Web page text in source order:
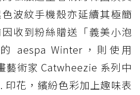
波紋手機殼亦延續其極簡
收到粉絲贈送「義美小泡
aespa Winter，則使用
藝術家 Catwheezie 系列中
花，繽紛色彩加上趣味表